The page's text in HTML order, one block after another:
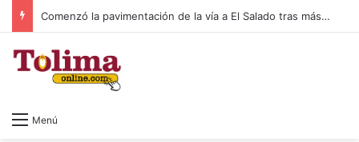
Comenzó la pavimentación de la vía a El Salado tras más de 20 años de espera
Menú